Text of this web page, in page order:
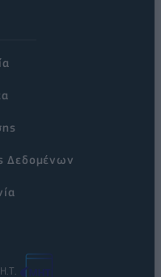
Δεδομένων